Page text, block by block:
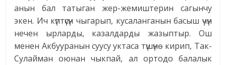
анын бал татыган жер-жемиштерин сагынчу
экен. Ич күптүсүн чыгарып, кусаланганын басыш үчүн
нечен ырларды, казалдарды жазыптыр. Ош
менен Акбууранын суусу уктаса түшүнө кирип, Так-
Сулайман оюнан чыкпай, ал ортодо балалык